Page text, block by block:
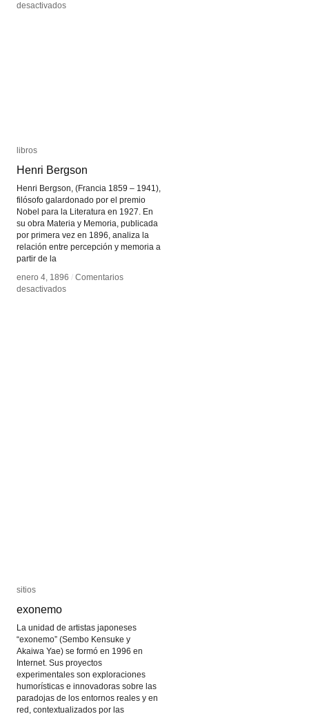
desactivadosen
desactivadosen
libros
Henri Bergson
Henri Bergson, (Francia 1859 – 1941),
filósofo galardonado por el premio
Nobel para la Literatura en 1927. En
su obra Materia y Memoria, publicada
por primera vez en 1896, analiza la
relación entre percepción y memoria a
partir de la
enero 4, 1896 / Comentarios
desactivadosen
libros
Henri Bergson
enero 4, 1896 / Comentarios
desactivadosen
sitios
exonemo
La unidad de artistas japoneses
“exonemo” (Sembo Kensuke y
Akaiwa Yae) se formó en 1996 en
Internet. Sus proyectos
experimentales son exploraciones
humorísticas e innovadoras sobre las
paradojas de los entornos reales y en
red, contextualizados por las
sitios
exonemo